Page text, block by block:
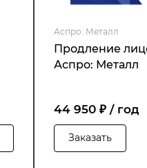
Аспро: Металл
Продление
Аспро: Металл
44 950 ₽ / год
Заказать